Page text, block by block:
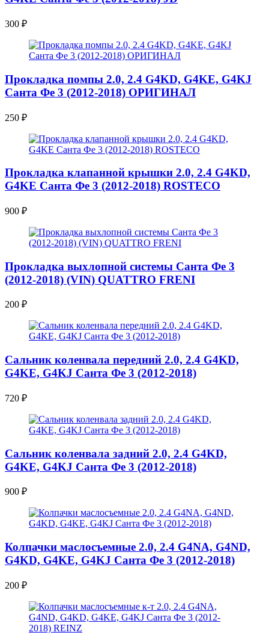
300 ₽
Прокладка помпы 2.0, 2.4 G4KD, G4KE, G4KJ
Санта Фе 3 (2012-2018) ОРИГИНАЛ
250 ₽
Прокладка клапанной крышки 2.0, 2.4 G4KD,
G4KE Санта Фе 3 (2012-2018) ROSTECO
900 ₽
Прокладка выхлопной системы Санта Фе 3
(2012-2018) (VIN) QUATTRO FRENI
200 ₽
Сальник коленвала передний 2.0, 2.4 G4KD,
G4KE, G4KJ Санта Фе 3 (2012-2018)
720 ₽
Сальник коленвала задний 2.0, 2.4 G4KD,
G4KE, G4KJ Санта Фе 3 (2012-2018)
900 ₽
Колпачки маслосъемные 2.0, 2.4 G4NA, G4ND,
G4KD, G4KE, G4KJ Санта Фе 3 (2012-2018)
200 ₽